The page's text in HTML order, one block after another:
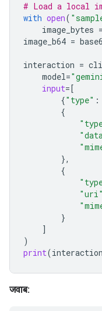
# Load a local
with open(
image_bytes =
image_b64 =
interaction =
model=
input=[
{"type" :
{
},
{
"uri"
}
]
)
print(interaction
जवाब: